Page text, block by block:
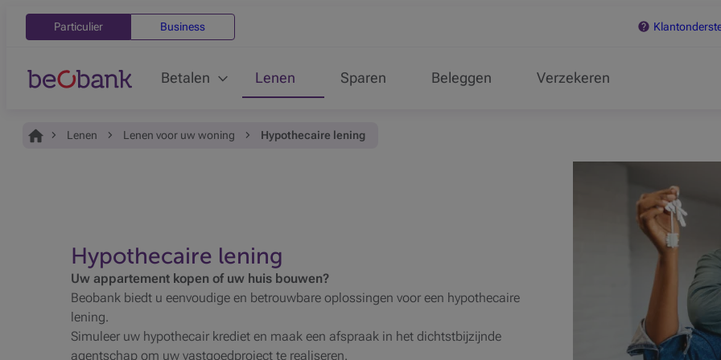
Particulier Business
Betalen Lenen Sparen Beleggen Verzekeren
Je bent hier:
Home Lenen Lenen voor uw woning Hypothecaire lening
Hypothecaire lening
Uw appartement kopen of uw huis bouwen?
Beobank biedt u eenvoudige en betrouwbare oplossingen voor een hypothecaire
lening.
Simuleer uw hypothecair krediet en maak een afspraak in het dichtstbijzijnde
agentschap om uw vastgoedproject te realiseren.